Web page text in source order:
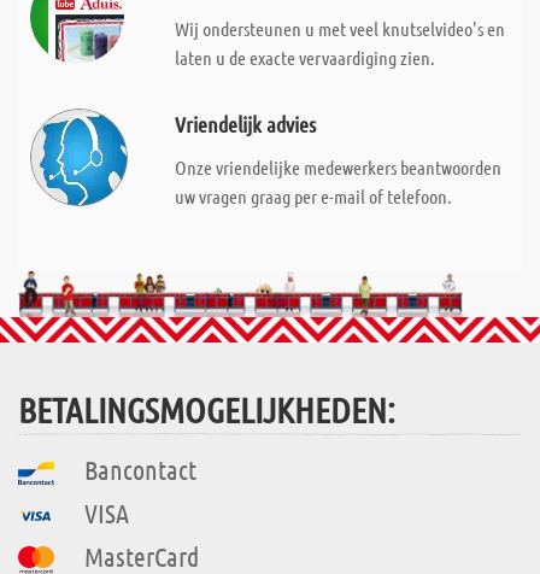
Wij ondersteunen u met veel knutselvideo's en
laten u de exacte vervaardiging zien.
Vriendelijk advies
Onze vriendelijke medewerkers beantwoorden
uw vragen graag per e-mail of telefoon.
BETALINGSMOGELIJKHEDEN:
Bancontact
VISA
MasterCard